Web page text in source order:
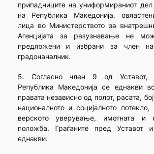
припадниците на униформираниот дел
на Република Македонија,
лица во Министерството за
Агенцијата за разузнавање не
предложени и избрани за член
градоначалник.
5. Согласно член 9 од Уставот,
Република Македонија се еднакви
правата независно од полот, расата,
националното и социјалното потекло,
верското уверување, имотната и
положба. Граѓаните пред Уставот
еднакви.